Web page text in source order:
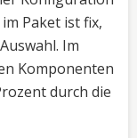
Paket ist fix,
Im
Komponenten
durch die